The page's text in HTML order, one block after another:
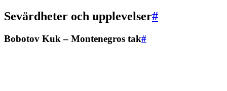
Sevärdheter och upplevelser#
Bobotov Kuk – Montenegros tak#